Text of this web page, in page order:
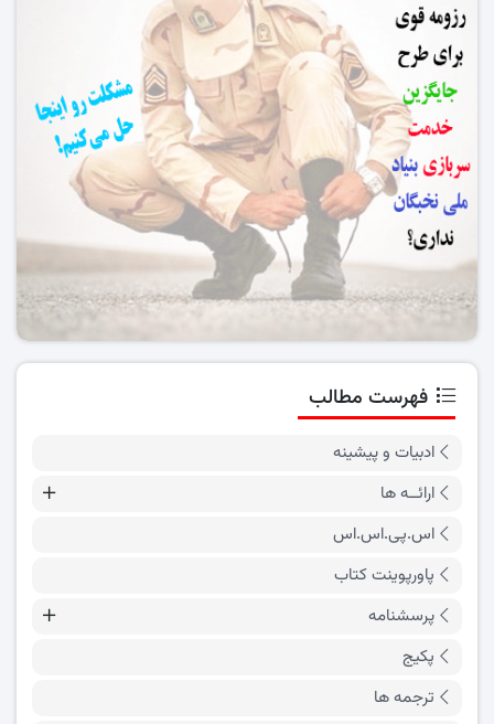
فهرست مطالب
ادبیات و پیشینه
ارائــه ها
اس.پی.اس.اس
پاورپوینت کتاب
پرسشنامه
پکیج
ترجمه ها